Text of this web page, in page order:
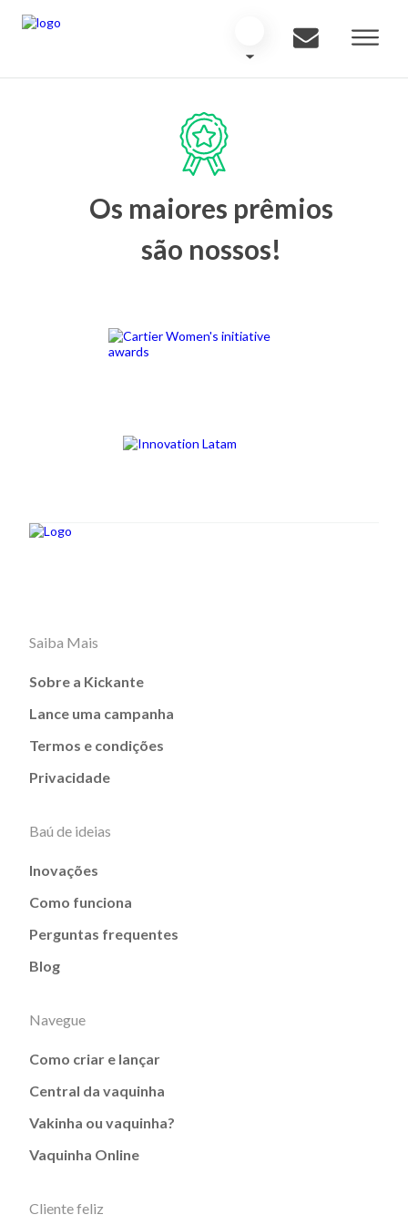
Os maiores prêmios
são nossos!
Saiba Mais
Sobre a Kickante
Lance uma campanha
Termos e condições
Privacidade
Baú de ideias
Inovações
Como funciona
Perguntas frequentes
Blog
Navegue
Como criar e lançar
Central da vaquinha
Vakinha ou vaquinha?
Vaquinha Online
Cliente feliz